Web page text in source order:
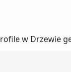
w Drzewie